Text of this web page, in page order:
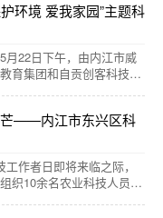
环境 爱我家园”主题科
月22日下午，由内江市威
育集团和自贡创客科技有
日线上活动中共有四百余
保护环境 爱我家园”主题
，20余...
芒——内江市东兴区科
作者日即将来临之际，
织10余名农业科技人员到